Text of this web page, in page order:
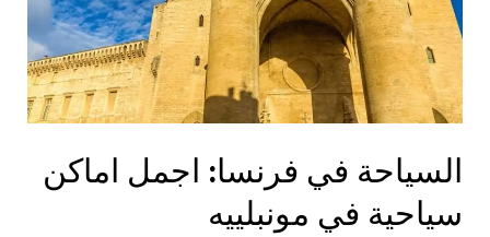
السياحة في فرنسا: اجمل اماكن
سياحية في مونبلييه